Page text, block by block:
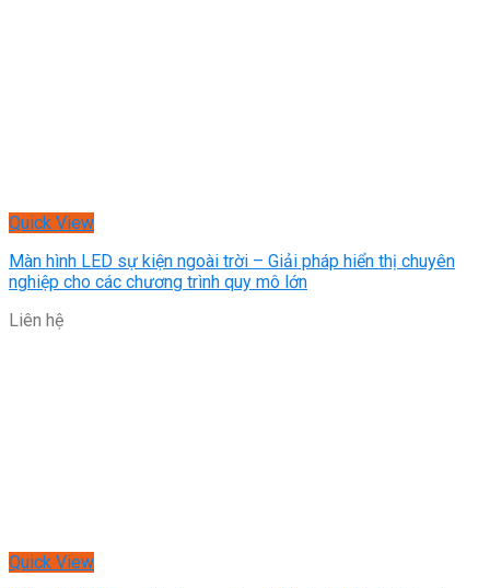
Quick View
Màn hình LED sự kiện ngoài trời – Giải pháp hiển thị chuyên
nghiệp cho các chương trình quy mô lớn
Liên hệ
Quick View